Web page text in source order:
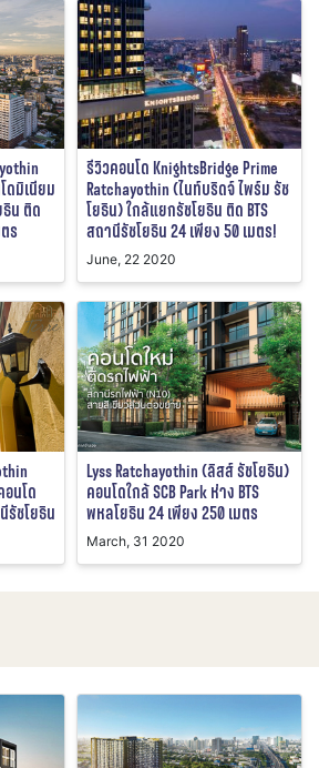
ดมิเนียม
น ติด
ร
รีวิวคอนโด KnightsBridge Prime
Ratchayothin (ไนท์บริดจ์ ไพร์ม รัช
โยธิน) ใกล้แยกรัชโยธิน ติด BTS
สถานีรัชโยธิน 24 เพียง 50 เมตร!
June, 22 2020
อนโด
รัชโยธิน
Lyss Ratchayothin (ลิสส์ รัชโยธิน)
คอนโดใกล้ SCB Park ห่าง BTS
พหลโยธิน 24 เพียง 250 เมตร
March, 31 2020